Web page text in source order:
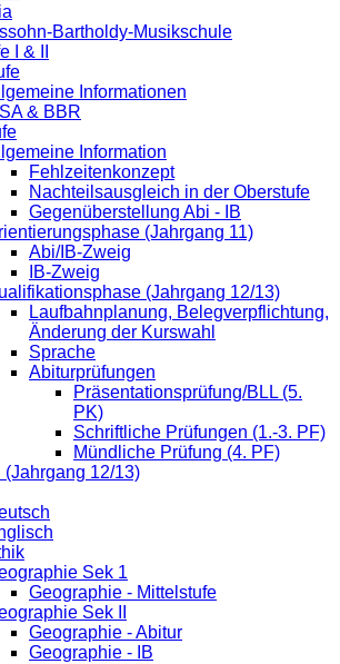
Bartholdy-Musikschule
I & II
Informationen
& BBR
Information
Fehlzeitenkonzept
Nachteilsausgleich in der Oberstufe
Gegenüberstellung Abi - IB
(Jahrgang 11)
Abi/IB-Zweig
IB-Zweig
(Jahrgang 12/13)
Laufbahnplanung, Belegverpflichtung,
Änderung der Kurswahl
Sprache
Abiturprüfungen
Präsentationsprüfung/BLL (5.
PK)
Schriftliche Prüfungen (1.-3. PF)
Mündliche Prüfung (4. PF)
(Jahrgang 12/13)
Sek 1
Geographie - Mittelstufe
Sek II
Geographie - Abitur
Geographie - IB